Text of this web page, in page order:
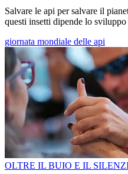
Salvare le api per salvare il
questi insetti dipende lo
giornata mondiale delle api
OLTRE IL BUIO E IL